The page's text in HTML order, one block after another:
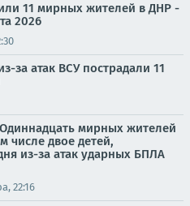
11 мирных жителей в ДНР -
2026
за атак ВСУ пострадали 11
мирных жителей
числе двое детей,
из-за атак ударных БПЛА
22:16